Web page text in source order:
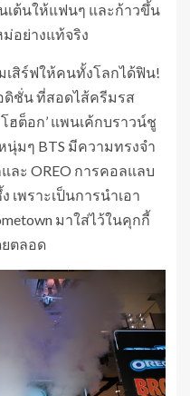
เต้นให้แฟนๆ และก้าวขึ้น
อย่างแท้จริง
สิร์ฟให้คนทั้งโลกได้ฟิน!
อดิชั่น ที่สอดไส้ครีมรส
ฮต็อก’ แพนเค้กบราวน์ชู
นุ่มๆ BTS มีความทรงจำ
ละ OREO การคอลแลบ
เพราะเป็นการนำเอา
มาใส่ไว้ในคุกกี้
ตลอด